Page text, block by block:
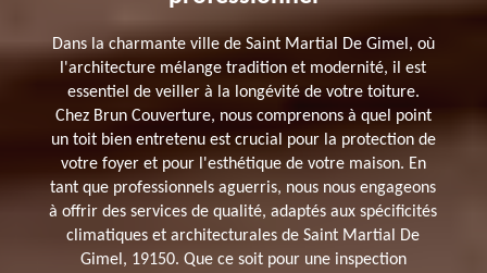
Dans la charmante ville de Saint Martial De Gimel, où
l'architecture mélange tradition et modernité, il est
essentiel de veiller à la longévité de votre toiture.
Chez Brun Couverture, nous comprenons à quel point
un toit bien entretenu est crucial pour la protection de
votre foyer et pour l'esthétique de votre maison. En
tant que professionnels aguerris, nous nous engageons
à offrir des services de qualité, adaptés aux spécificités
climatiques et architecturales de Saint Martial De
Gimel, 19150. Que ce soit pour une inspection